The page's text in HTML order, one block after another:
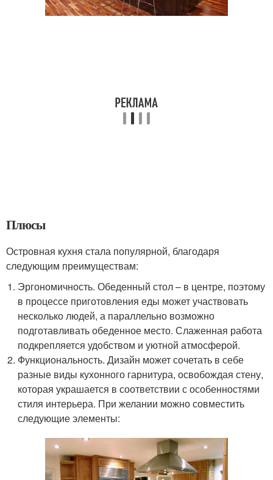
Плюсы
Островная кухня стала популярной, благодаря
следующим преимуществам:
Эргономичность. Обеденный стол – в центре, поэтому
в процессе приготовления еды может участвовать
несколько людей, а параллельно возможно
подготавливать обеденное место. Слаженная работа
подкрепляется удобством и уютной атмосферой.
Функциональность. Дизайн может сочетать в себе
разные виды кухонного гарнитура, освобождая стену,
которая украшается в соответствии с особенностями
стиля интерьера. При желании можно совместить
следующие элементы: